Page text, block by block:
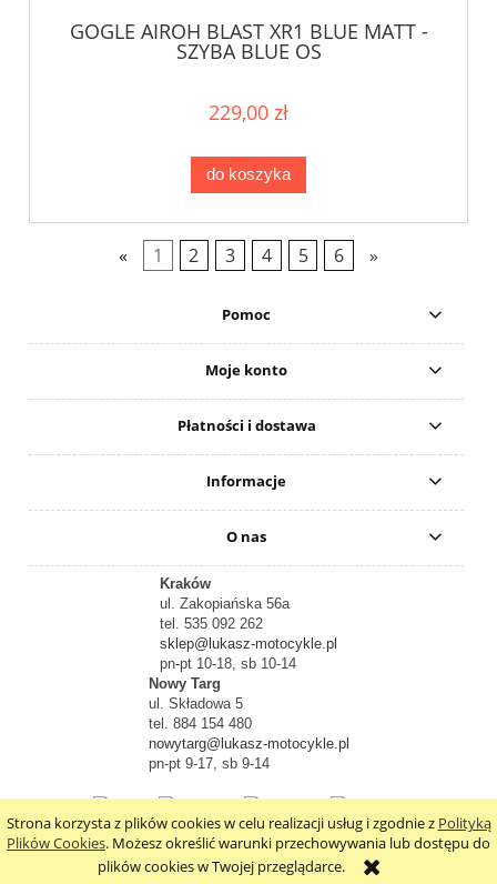
Strona korzysta z plików cookies w celu realizacji usług i zgodnie z Polityką
Plików Cookies. Możesz określić warunki przechowywania lub dostępu do
plików cookies w Twojej przeglądarce.
GOGLE AIROH BLAST XR1 BLUE MATT -
SZYBA BLUE OS
229,00 zł
do koszyka
« 1 2 3 4 5 6 »
Pomoc
Moje konto
Płatności i dostawa
Informacje
O nas
Kraków
ul. Zakopiańska 56a
tel. 535 092 262
sklep@lukasz-motocykle.pl
pn-pt 10-18, sb 10-14
Nowy Targ
ul. Składowa 5
tel. 884 154 480
nowytarg@lukasz-motocykle.pl
pn-pt 9-17, sb 9-14
pokaż pełną wersję strony
Sklep internetowy Shoper.pl